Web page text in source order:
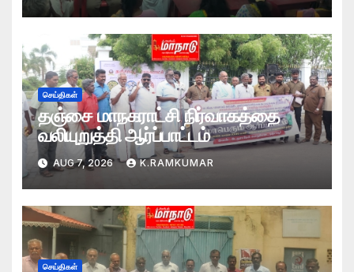
செய்திகள்
தஞ்சை மாநகராட்சி நிர்வாகத்தை
வலியுறுத்தி ஆர்ப்பாட்டம்
AUG 7, 2026 K.RAMKUMAR
செய்திகள்